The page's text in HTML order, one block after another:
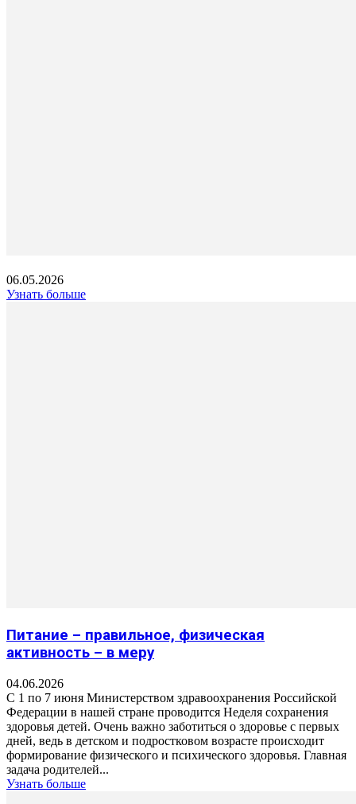
06.05.2026
Узнать больше
Питание – правильное, физическая
активность – в меру
04.06.2026
С 1 по 7 июня Министерством здравоохранения Российской
Федерации в нашей стране проводится Неделя сохранения
здоровья детей. Очень важно заботиться о здоровье с первых
дней, ведь в детском и подростковом возрасте происходит
формирование физического и психического здоровья. Главная
задача родителей...
Узнать больше